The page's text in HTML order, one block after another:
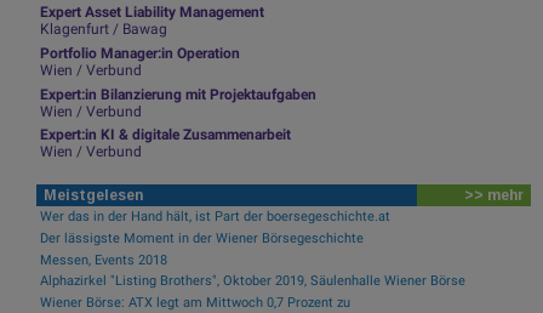
Expert Asset Liability Management
Klagenfurt / Bawag
Portfolio Manager:in Operation
Wien / Verbund
Expert:in Bilanzierung mit Projektaufgaben
Wien / Verbund
Expert:in KI & digitale Zusammenarbeit
Wien / Verbund
Meistgelesen >> mehr
Wer das in der Hand hält, ist Part der boersegeschichte.at
Der lässigste Moment in der Wiener Börsegeschichte
Messen, Events 2018
Alphazirkel "Listing Brothers", Oktober 2019, Säulenhalle Wiener Börse
Wiener Börse: ATX legt am Mittwoch 0,7 Prozent zu